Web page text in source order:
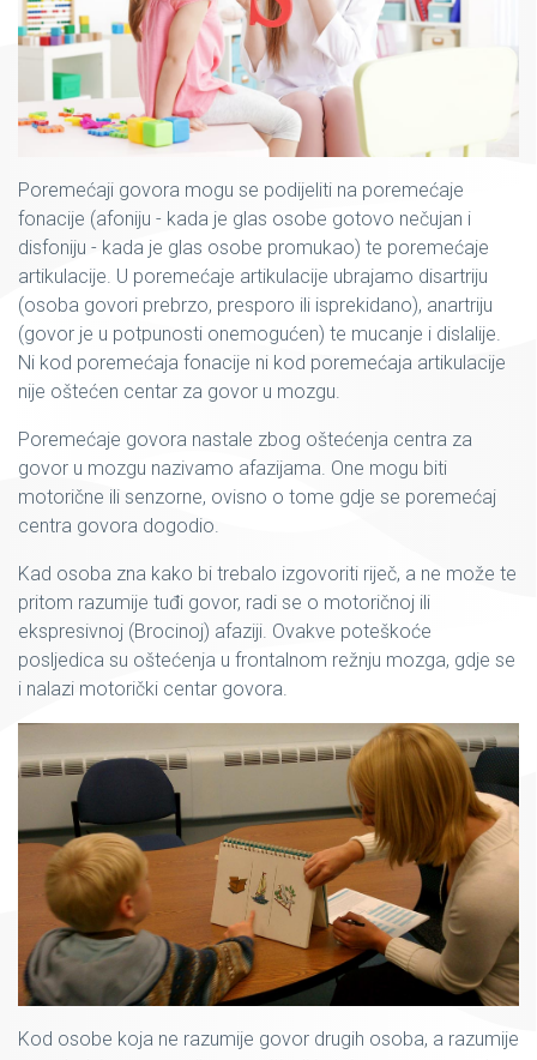
Poremećaji govora mogu se podijeliti na poremećaje
fonacije (afoniju - kada je glas osobe gotovo nečujan i
disfoniju - kada je glas osobe promukao) te poremećaje
artikulacije. U poremećaje artikulacije ubrajamo disartriju
(osoba govori prebrzo, presporo ili isprekidano), anartriju
(govor je u potpunosti onemogućen) te mucanje i dislalije.
Ni kod poremećaja fonacije ni kod poremećaja artikulacije
nije oštećen centar za govor u mozgu.
Poremećaje govora nastale zbog oštećenja centra za
govor u mozgu nazivamo afazijama. One mogu biti
motorične ili senzorne, ovisno o tome gdje se poremećaj
centra govora dogodio.
Kad osoba zna kako bi trebalo izgovoriti riječ, a ne može te
pritom razumije tuđi govor, radi se o motoričnoj ili
ekspresivnoj (Brocinoj) afaziji. Ovakve poteškoće
posljedica su oštećenja u frontalnom režnju mozga, gdje se
i nalazi motorički centar govora.
Kod osobe koja ne razumije govor drugih osoba, a razumije